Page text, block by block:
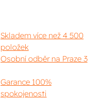
Skladem více než 4 500
položek
Osobní odběr na Praze 3
Garance 100%
spokojenosti